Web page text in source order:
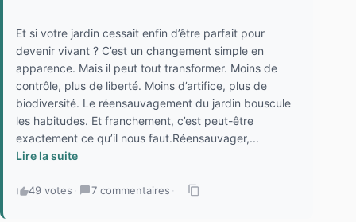
Et si votre jardin cessait enfin d’être parfait pour
devenir vivant ? C’est un changement simple en
apparence. Mais il peut tout transformer. Moins de
contrôle, plus de liberté. Moins d’artifice, plus de
biodiversité. Le réensauvagement du jardin bouscule
les habitudes. Et franchement, c’est peut-être
exactement ce qu’il nous faut.Réensauvager,...
Lire la suite
49 votes · 7 commentaires ·